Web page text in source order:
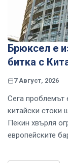
Брюксел е
битка с
7 Август, 2026
Сега проблемът
китайски стоки
Пекин хвърля
европейските